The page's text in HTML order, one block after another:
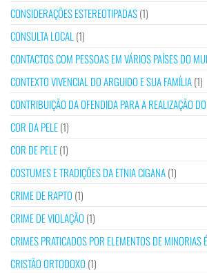
CONSIDERAÇÕES ESTEREOTIPADAS(1)
CONSULTA LOCAL (1)
CONTACTOS COM PESSOAS EM VÁRIOS PAÍSES DO
CONTEXTO VIVENCIAL DO ARGUIDO E SUA FAMÍLIA(1)
CONTRIBUIÇÃO DA OFENDIDA PARA A REALIZAÇÃO
COR DA PELE(1)
COR DE PELE(1)
COSTUMES E TRADIÇÕES DA ETNIA CIGANA(1)
CRIME DE RAPTO (1)
CRIME DE VIOLAÇÃO (1)
CRIMES PRATICADOS POR ELEMENTOS DE MINORIAS
CRISTÃO ORTODOXO (1)